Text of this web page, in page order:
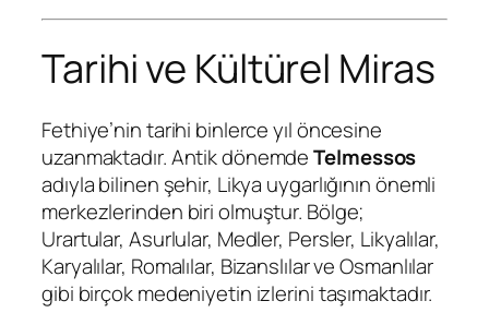
Tarihi ve Kültürel Miras
Fethiye’nin tarihi binlerce yıl öncesine
uzanmaktadır. Antik dönemdeTelmessos
adıyla bilinen şehir, Likya uygarlığının önemli
merkezlerinden biri olmuştur. Bölge;
Urartular, Asurlular, Medler, Persler, Likyalılar,
Karyalılar, Romalılar, Bizanslılar ve Osmanlılar
gibi birçok medeniyetin izlerini taşımaktadır.